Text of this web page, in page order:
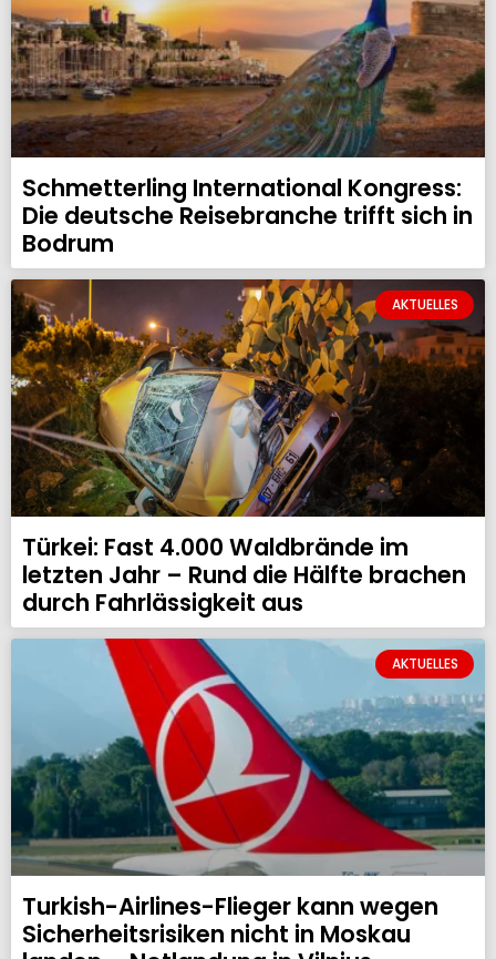
Schmetterling International Kongress:
Die deutsche Reisebranche trifft sich in
Bodrum
AKTUELLES
Türkei: Fast 4.000 Waldbrände im
letzten Jahr – Rund die Hälfte brachen
durch Fahrlässigkeit aus
AKTUELLES
Turkish-Airlines-Flieger kann wegen
Sicherheitsrisiken nicht in Moskau